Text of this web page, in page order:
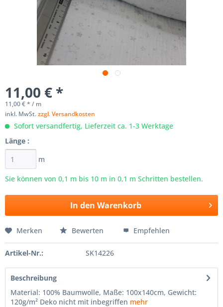
11,00 € *
11,00 € * / m
inkl. MwSt.zzgl. Versandkosten
Sofort versandfertig, Lieferzeit ca. 1-3 Werktage
Länge :
m
Sie können von 0,1 m bis 10 m in 0,1 m Schritten bestellen.
In den Warenkorb
Merken Bewerten Empfehlen
Artikel-Nr.: SK14226
Beschreibung
Material: 100% Baumwolle, Maße: 100x140cm, Gewicht:
120g/m² Deko nicht mit inbegriffen mehr